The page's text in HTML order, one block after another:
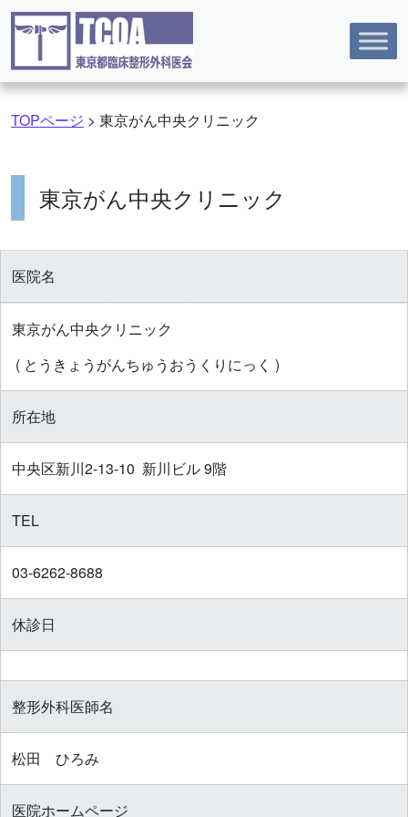
コンテンツへスキップ
TOPページ > 東京がん中央クリニック
東京がん中央クリニック
医院名
東京がん中央クリニック
( とうきょうがんちゅうおうくりにっく )
所在地
中央区新川2-13-10 新川ビル 9階
TEL
03-6262-8688
休診日
整形外科医師名
松田 ひろみ
医院ホームページ